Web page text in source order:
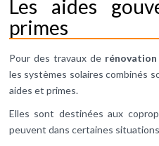
Les aides
primes
Pour des travaux de
les systèmes solaires combinés
aides et primes.
Elles sont destinées aux
peuvent dans certaines